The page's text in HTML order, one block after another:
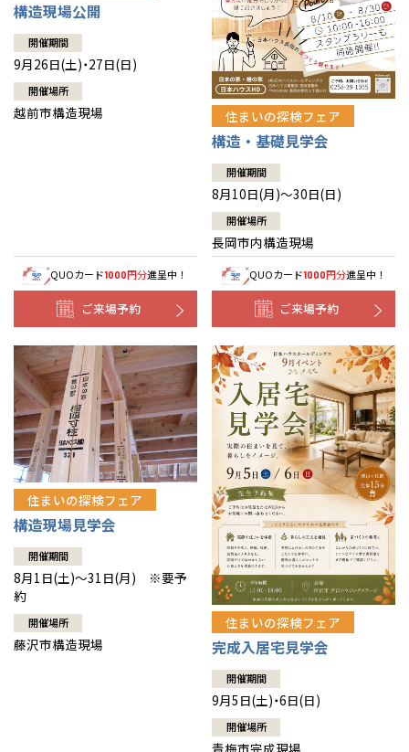
構造現場公開
開催期間
9月26日(土)・27日(日)
開催場所
越前市構造現場
QUOカード1000円分進呈中！
ご来場予約
住まいの探検フェア
構造・基礎見学会
開催期間
8月10日(月)～30日(日)
開催場所
長岡市内構造現場
QUOカード1000円分進呈中！
ご来場予約
住まいの探検フェア
構造現場見学会
開催期間
8月1日(土)～31日(月) ※要予
約
開催場所
藤沢市構造現場
住まいの探検フェア
完成入居宅見学会
開催期間
9月5日(土)・6日(日)
開催場所
青梅市完成現場